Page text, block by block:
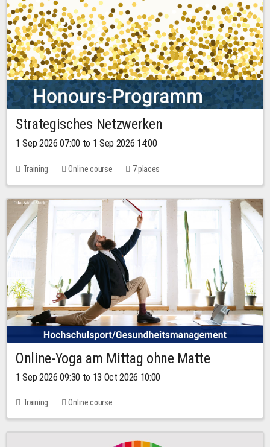
Strategisches Netzwerken
1 Sep 2026 07:00 to 1 Sep 2026 14:00
Training Online course 7 places
Online-Yoga am Mittag ohne Matte
1 Sep 2026 09:30 to 13 Oct 2026 10:00
Training Online course